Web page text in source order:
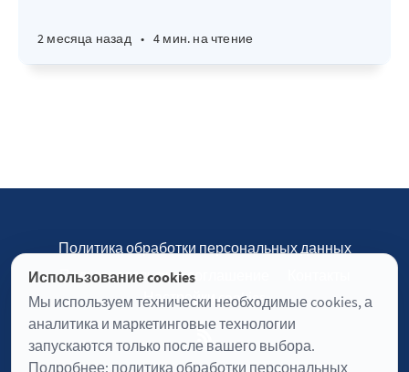
2 месяца назад • 4 мин. на чтение
Использование cookies
Мы используем технически необходимые cookies, а
аналитика и маркетинговые технологии
запускаются только после вашего выбора.
Подробнее: политика обработки персональных
Политика обработки персональных данных
Пользовательское соглашение
Настройки cookies